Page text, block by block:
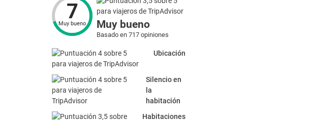
7
Muy bueno Muy bueno
Basado en 717 opiniones
Ubicación
Silencio en
la
habitación
Habitaciones